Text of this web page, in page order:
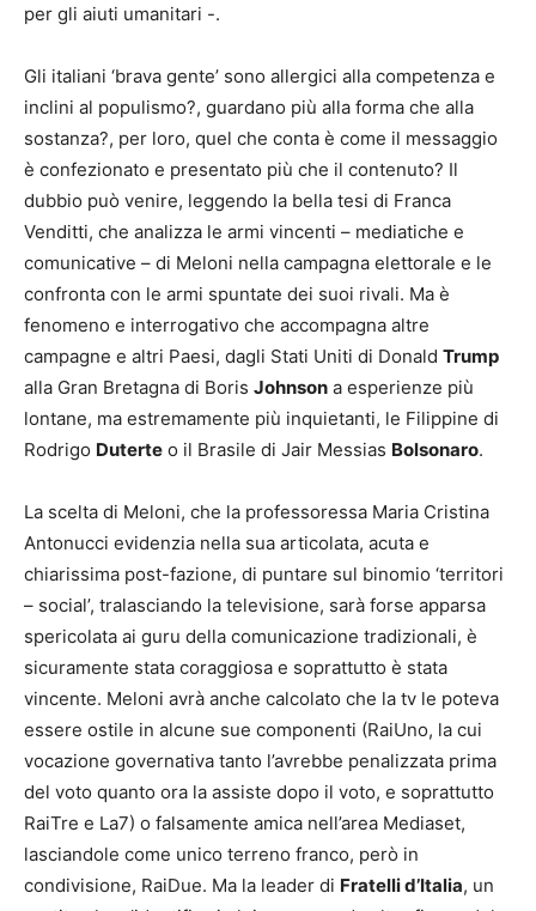
per gli aiuti umanitari -.
Gli italiani ‘brava gente’ sono allergici alla competenza e
inclini al populismo?, guardano più alla forma che alla
sostanza?, per loro, quel che conta è come il messaggio
è confezionato e presentato più che il contenuto? Il
dubbio può venire, leggendo la bella tesi di Franca
Venditti, che analizza le armi vincenti – mediatiche e
comunicative – di Meloni nella campagna elettorale e le
confronta con le armi spuntate dei suoi rivali. Ma è
fenomeno e interrogativo che accompagna altre
campagne e altri Paesi, dagli Stati Uniti di Donald Trump
alla Gran Bretagna di Boris Johnson a esperienze più
lontane, ma estremamente più inquietanti, le Filippine di
Rodrigo Duterte o il Brasile di Jair Messias Bolsonaro.
La scelta di Meloni, che la professoressa Maria Cristina
Antonucci evidenzia nella sua articolata, acuta e
chiarissima post-fazione, di puntare sul binomio ‘territori
– social’, tralasciando la televisione, sarà forse apparsa
spericolata ai guru della comunicazione tradizionali, è
sicuramente stata coraggiosa e soprattutto è stata
vincente. Meloni avrà anche calcolato che la tv le poteva
essere ostile in alcune sue componenti (RaiUno, la cui
vocazione governativa tanto l’avrebbe penalizzata prima
del voto quanto ora la assiste dopo il voto, e soprattutto
RaiTre e La7) o falsamente amica nell’area Mediaset,
lasciandole come unico terreno franco, però in
condivisione, RaiDue. Ma la leader di Fratelli d’Italia, un